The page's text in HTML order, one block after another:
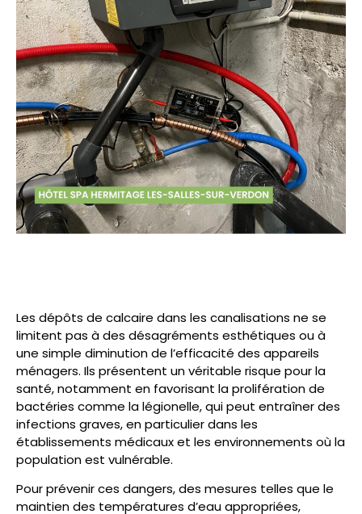
Les dépôts de calcaire dans les canalisations ne se
limitent pas à des désagréments esthétiques ou à
une simple diminution de l’efficacité des appareils
ménagers. Ils présentent un véritable risque pour la
santé, notamment en favorisant la prolifération de
bactéries comme la légionelle, qui peut entraîner des
infections graves, en particulier dans les
établissements médicaux et les environnements où la
population est vulnérable.
Pour prévenir ces dangers, des mesures telles que le
maintien des températures d’eau appropriées,